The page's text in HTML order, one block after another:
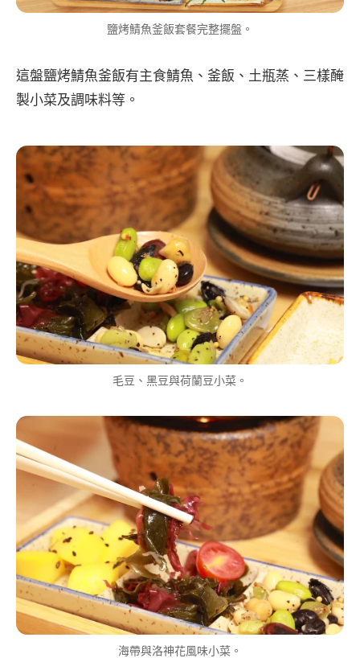
鹽烤鯖魚釜飯套餐完整擺盤。
這盤鹽烤鯖魚釜飯有主食鯖魚、釜飯、土瓶蒸、三樣醃
製小菜及調味料等。
毛豆、黑豆與荷蘭豆小菜。
海帶與洛神花風味小菜。